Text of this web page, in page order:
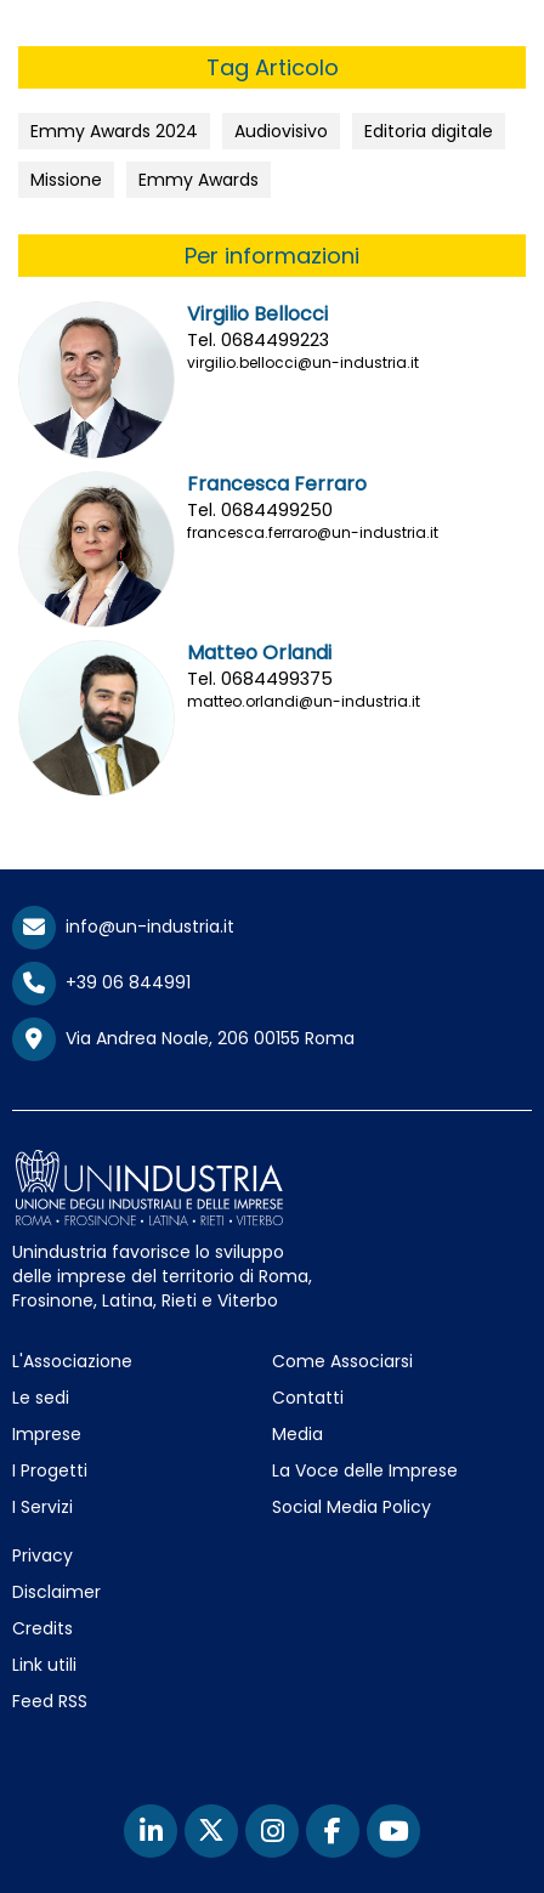
Tag Articolo
Emmy Awards 2024 Audiovisivo
Editoria digitale
Missione
Emmy Awards
Per informazioni
Virgilio Bellocci
Tel. 0684499223
virgilio.bellocci@un-industria.it
Francesca Ferraro
Tel. 0684499250
francesca.ferraro@un-industria.it
Matteo Orlandi
Tel. 0684499375
matteo.orlandi@un-industria.it
info@un-industria.it
+39 06 844991
Via Andrea Noale, 206 00155 Roma
Unindustria favorisce lo sviluppo
delle imprese del territorio di Roma,
Frosinone, Latina, Rieti e Viterbo
L'Associazione
Le sedi
Imprese
I Progetti
I Servizi
Come Associarsi
Contatti
Media
La Voce delle Imprese
Social Media Policy
Privacy
Disclaimer
Credits
Link utili
Feed RSS